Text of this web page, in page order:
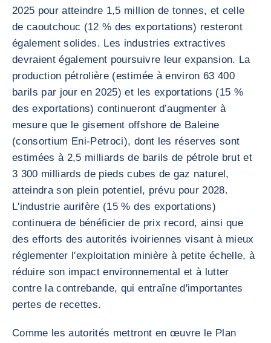
2025 pour atteindre 1,5 million de tonnes, et celle
de caoutchouc (12 % des exportations) resteront
également solides. Les industries extractives
devraient également poursuivre leur expansion. La
production pétrolière (estimée à environ 63 400
barils par jour en 2025) et les exportations (15 %
des exportations) continueront d’augmenter à
mesure que le gisement offshore de Baleine
(consortium Eni-Petroci), dont les réserves sont
estimées à 2,5 milliards de barils de pétrole brut et
3 300 milliards de pieds cubes de gaz naturel,
atteindra son plein potentiel, prévu pour 2028.
L'industrie aurifère (15 % des exportations)
continuera de bénéficier de prix record, ainsi que
des efforts des autorités ivoiriennes visant à mieux
réglementer l'exploitation minière à petite échelle, à
réduire son impact environnemental et à lutter
contre la contrebande, qui entraîne d'importantes
pertes de recettes.
Comme les autorités mettront en œuvre le Plan